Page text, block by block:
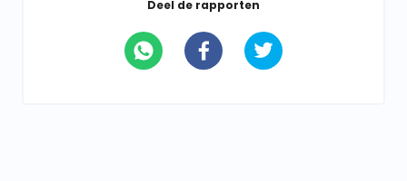
Deel de rapporten